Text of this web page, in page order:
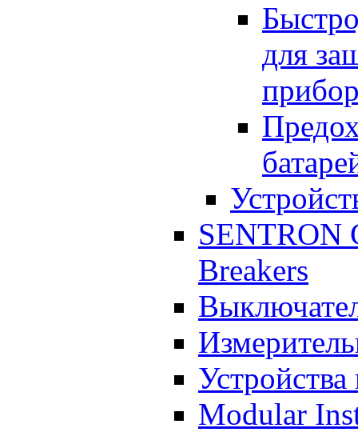
для
SENTRON
Breakers
Устройства
Modular